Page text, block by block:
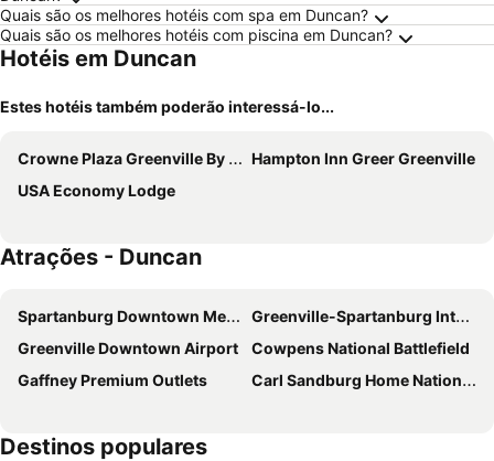
Quais são os melhores hotéis com spa em Duncan?
Quais são os melhores hotéis com piscina em Duncan?
Hotéis em Duncan
Estes hotéis também poderão interessá-lo...
Crowne Plaza Greenville By Ihg
Hampton Inn Greer Greenville
USA Economy Lodge
Atrações - Duncan
Spartanburg Downtown Memorial Airport
Greenville-Spartanburg International Airport
Greenville Downtown Airport
Cowpens National Battlefield
Gaffney Premium Outlets
Carl Sandburg Home National Historic Site
Destinos populares